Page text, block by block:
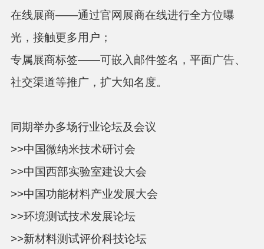
在线展商——通过官网展商在线进行全方位曝
光，接触更多用户；
专属展商标签——可嵌入邮件签名，平面广告、
社交渠道等推广，扩大知名度。
同期举办多场行业论坛及会议
>>中国微纳米技术研讨会
>>中国西部实验室建设大会
>>中国功能材料产业发展大会
>>环境测试技术发展论坛
>>新材料测试评价科技论坛